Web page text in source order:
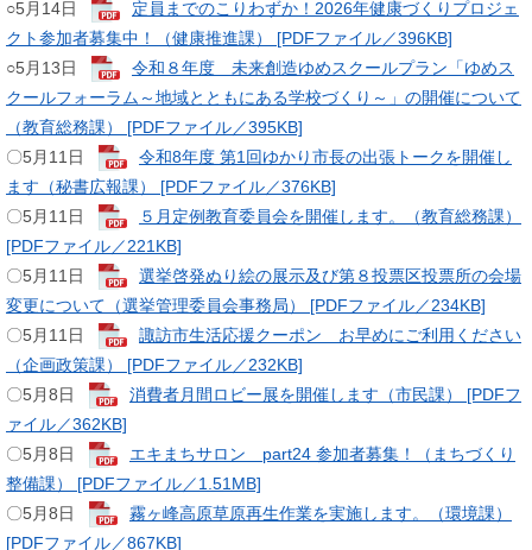
○5月14日
定員までのこりわずか！2026年健康づくりプロジェ
クト参加者募集中！（健康推進課） [PDFファイル／396KB]
​○5月13日
令和８年度 未来創造ゆめスクールプラン「ゆめス
クールフォーラム～地域とともにある学校づくり～」の開催について
（教育総務課） [PDFファイル／395KB]
〇5月11日
令和8年度 第1回ゆかり市長の出張トークを開催し
ます（秘書広報課） [PDFファイル／376KB]
〇5月11日
５月定例教育委員会を開催します。（教育総務課）
[PDFファイル／221KB]
​​〇5月11日 ​
選挙啓発ぬり絵の展示及び第８投票区投票所の会場
変更について（選挙管理委員会事務局） [PDFファイル／234KB]
〇5月11日
諏訪市生活応援クーポン お早めにご利用ください
（企画政策課） [PDFファイル／232KB]
​〇5月8日
消費者月間ロビー展を開催します（市民課） [PDFフ
ァイル／362KB]
〇5月8日
エキまちサロン part24 参加者募集！（まちづくり
整備課） [PDFファイル／1.51MB]
〇5月8日
霧ヶ峰高原草原再生作業を実施します。（環境課）
[PDFファイル／867KB]